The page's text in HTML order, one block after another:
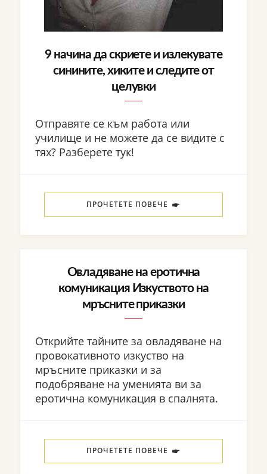
9 начина да скриете и излекувате
синините, хиките и следите от
целувки
Отправяте се към работа или
училище и не можете да се видите с
тях? Разберете тук!
ПРОЧЕТЕТЕ ПОВЕЧЕ
Овладяване на еротична
комуникация Изкуството на
мръсните приказки
Открийте тайните за овладяване на
провокативното изкуство на
мръсните приказки и за
подобряване на уменията ви за
еротична комуникация в спалнята.
ПРОЧЕТЕТЕ ПОВЕЧЕ